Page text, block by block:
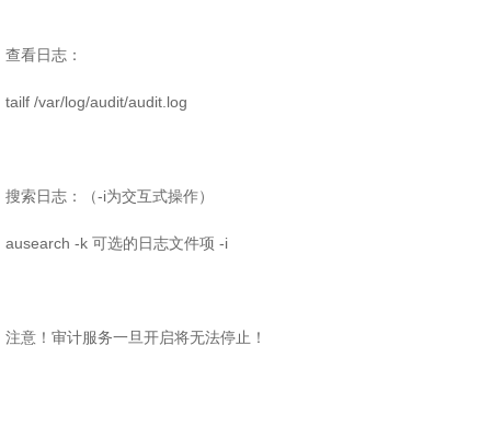
查看日志：
tailf /var/log/audit/audit.log
搜索日志：（-i为交互式操作）
ausearch -k 可选的日志文件项 -i
注意！审计服务一旦开启将无法停止！